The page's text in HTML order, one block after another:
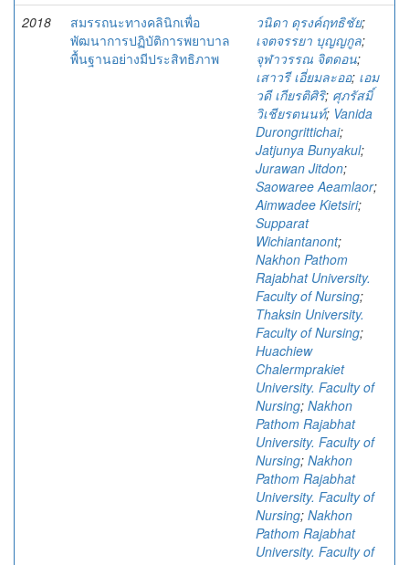
2018
สมรรถนะทางคลินิกเพื่อ
พัฒนาการปฏิบัติการพยาบาล
พื้นฐานอย่างมีประสิทธิภาพ
วนิดา ดุรงค์ฤทธิชัย;
เจตจรรยา บุญญกูล;
จุฬาวรรณ จิตดอน;
เสาวรี เอี่ยมละออ; เอม
วดี เกียรติศิริ; ศุภรัสมิ์
วิเชียรตนนท์; Vanida
Durongrittichai;
Jatjunya Bunyakul;
Jurawan Jitdon;
Saowaree Aeamlaor;
Aimwadee Kietsiri;
Supparat
Wichiantanont;
Nakhon Pathom
Rajabhat University.
Faculty of Nursing;
Thaksin University.
Faculty of Nursing;
Huachiew
Chalermprakiet
University. Faculty of
Nursing; Nakhon
Pathom Rajabhat
University. Faculty of
Nursing; Nakhon
Pathom Rajabhat
University. Faculty of
Nursing; Nakhon
Pathom Rajabhat
University. Faculty of